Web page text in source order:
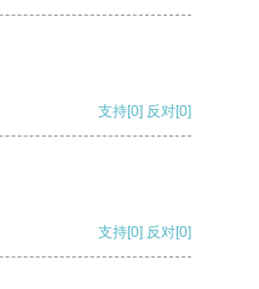
支持[0] 反对[0]
支持[0] 反对[0]